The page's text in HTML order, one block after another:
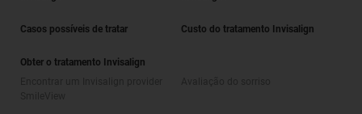
Casos possíveis de tratar Custo do tratamento Invisalign
Obter o tratamento Invisalign